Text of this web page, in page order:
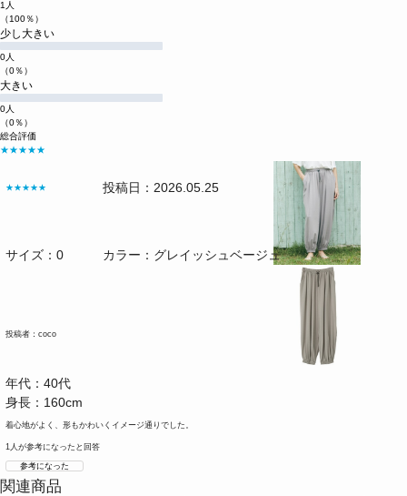
1人
（100％）
少し大きい
0人
（0％）
大きい
0人
（0％）
総合評価
★★★★★
★★★★★ 投稿日：2026.05.25
サイズ：0 カラー：グレイッシュベージュ
投稿者：coco
年代：40代
身長：160cm
着心地がよく、形もかわいくイメージ通りでした。
1人が参考になったと回答
参考になった
関連商品